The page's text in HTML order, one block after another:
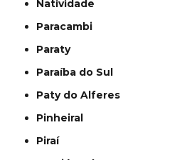
Natividade
Paracambi
Paraty
Paraíba do Sul
Paty do Alferes
Pinheiral
Piraí